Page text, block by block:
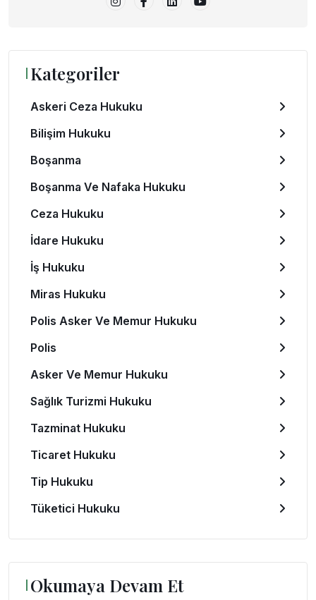
Kategoriler
Askeri Ceza Hukuku
Bilişim Hukuku
Boşanma
Boşanma Ve Nafaka Hukuku
Ceza Hukuku
İdare Hukuku
İş Hukuku
Miras Hukuku
Polis Asker Ve Memur Hukuku
Polis
Asker Ve Memur Hukuku
Sağlık Turizmi Hukuku
Tazminat Hukuku
Ticaret Hukuku
Tip Hukuku
Tüketici Hukuku
Okumaya Devam Et